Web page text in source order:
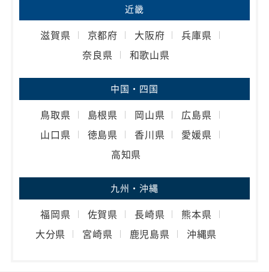
近畿
滋賀県 京都府 大阪府
兵庫県
奈良県
和歌山県
中国・四国
鳥取県 島根県 岡山県
広島県
山口県
徳島県 香川県
愛媛県
高知県
九州・沖縄
福岡県 佐賀県 長崎県
熊本県
大分県
宮崎県 鹿児島県 沖縄県